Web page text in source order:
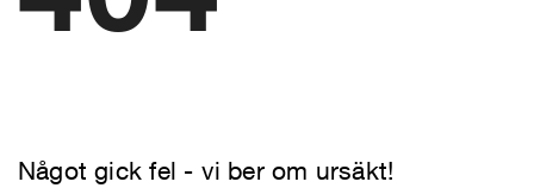
Något gick fel - vi ber om ursäkt!